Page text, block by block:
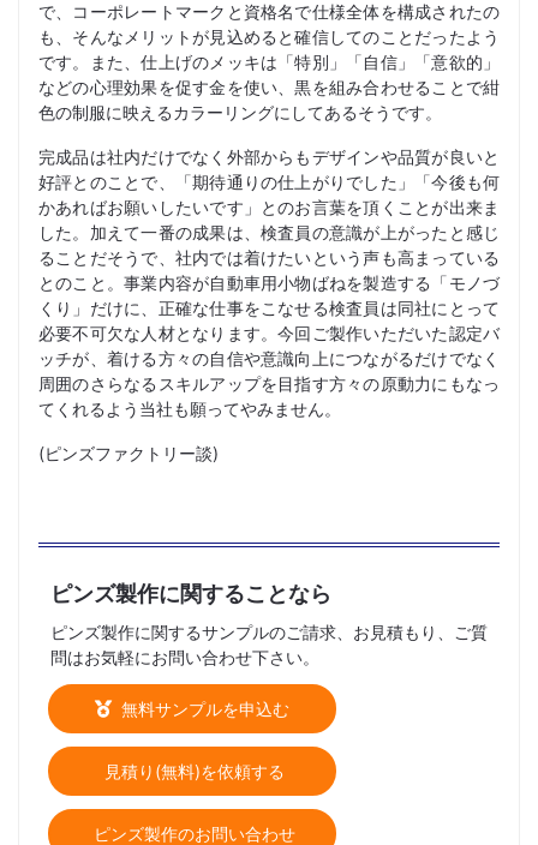
で、コーポレートマークと資格名で仕様全体を構成されたの
も、そんなメリットが見込めると確信してのことだったよう
です。また、仕上げのメッキは「特別」「自信」「意欲的」
などの心理効果を促す金を使い、黒を組み合わせることで紺
色の制服に映えるカラーリングにしてあるそうです。
完成品は社内だけでなく外部からもデザインや品質が良いと
好評とのことで、「期待通りの仕上がりでした」「今後も何
かあればお願いしたいです」とのお言葉を頂くことが出来ま
した。加えて一番の成果は、検査員の意識が上がったと感じ
ることだそうで、社内では着けたいという声も高まっている
とのこと。事業内容が自動車用小物ばねを製造する「モノづ
くり」だけに、正確な仕事をこなせる検査員は同社にとって
必要不可欠な人材となります。今回ご製作いただいた認定バ
ッチが、着ける方々の自信や意識向上につながるだけでなく
周囲のさらなるスキルアップを目指す方々の原動力にもなっ
てくれるよう当社も願ってやみません。
(ピンズファクトリー談)
ピンズ製作に関することなら
ピンズ製作に関するサンプルのご請求、お見積もり、ご質
問はお気軽にお問い合わせ下さい。
無料サンプルを申込む
見積り(無料)を依頼する
ピンズ製作のお問い合わせ